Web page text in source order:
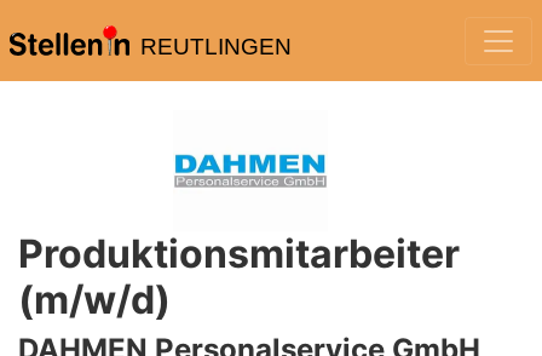
REUTLINGEN
Produktionsmitarbeiter
(m/w/d)